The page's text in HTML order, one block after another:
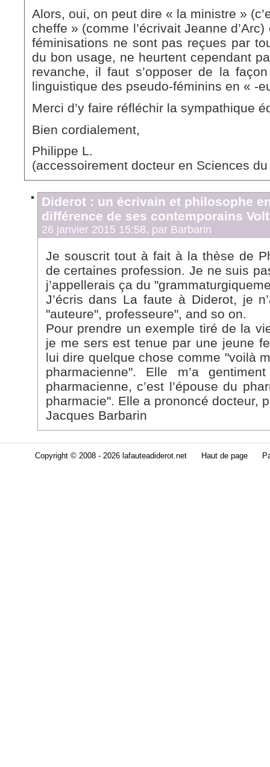
Alors, oui, on peut dire « la ministre »
cheffe » (comme l’écrivait Jeanne
féminisations ne sont pas reçues par
du bon usage, ne heurtent cependant
revanche, il faut s’opposer de la
linguistique des pseudo-féminins en « -
Merci d’y faire réfléchir la sympathique
Bien cordialement,
Philippe L.
(accessoirement docteur en Sciences
Diderot : un écrivain et philosophe
différence de ses contemporains
26 janvier 2015 15:58, par Barbarin
Je souscrit tout à fait à la thèse de
de certaines profession. Je ne suis
j’appellerais ça du
J’écris dans La faute à Diderot, je
"auteure", professeure", and so on.
Pour prendre un exemple tiré de la
je me sers est tenue par une jeune
lui dire quelque chose comme "voilà
pharmacienne". Elle m’a
pharmacienne, c’est l’épouse du
pharmacie". Elle a prononcé docteur,
Jacques Barbarin
Copyright © 2008 - 2026 lafauteadiderot.net Haut de page